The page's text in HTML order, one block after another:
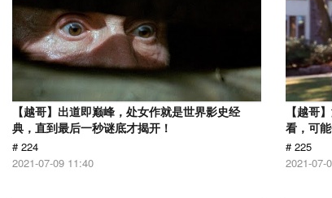
【越哥】出道即巅峰，处女作就是世界影史经
典，直到最后一秒谜底才揭开！
# 224
2021-07-09 11:40
【越哥
看，可
# 225
2021-07-